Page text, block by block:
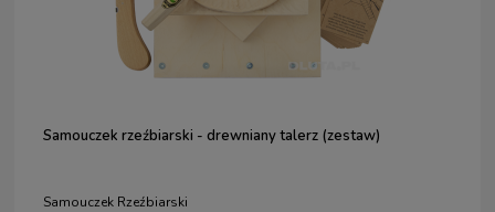
Samouczek rzeźbiarski - drewniany talerz (zestaw)
Samouczek Rzeźbiarski